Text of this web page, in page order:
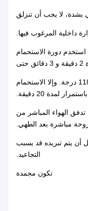
لا يجب أن تنزلق
داخلية المرغوب فيها.
استخدم دورة الاستحمام
درجة الحرارة الداخلية تصل إلى 115-118 درجة. وإلا الاستحمام
باستمرار لمدة 20 دقيقة.
الهواء المباشر من
مباشرة بعد الطهي.
أن يتم تبريده قد يسبب
التجاعيد.
تكون مجمدة